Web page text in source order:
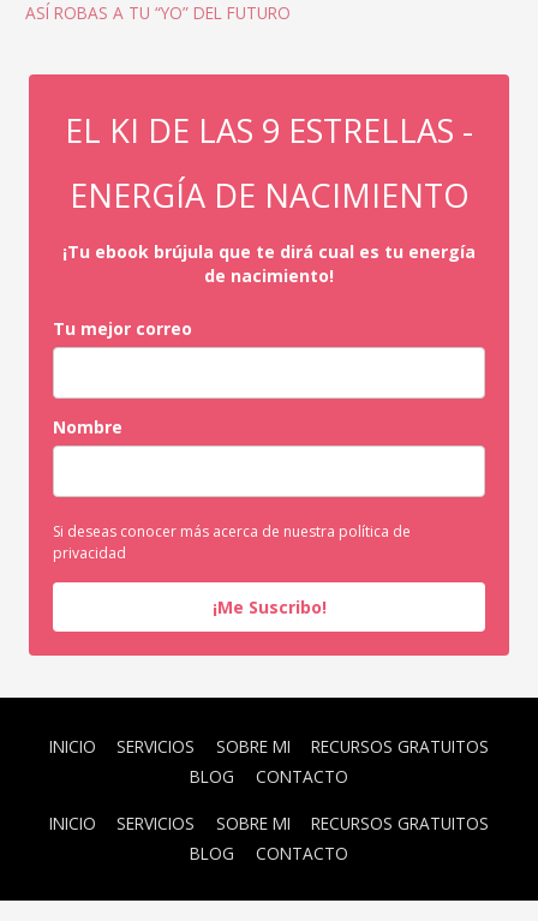
ASÍ ROBAS A TU “YO” DEL FUTURO
EL KI DE LAS 9 ESTRELLAS -
ENERGÍA DE NACIMIENTO
¡Tu ebook brújula que te dirá cual es tu energía
de nacimiento!
Tu mejor correo
Nombre
Si deseas conocer más acerca de nuestra política de
privacidad
¡Me Suscribo!
INICIO SERVICIOS SOBRE MI
RECURSOS GRATUITOS
BLOG
CONTACTO
INICIO SERVICIOS SOBRE MI
RECURSOS GRATUITOS
BLOG
CONTACTO